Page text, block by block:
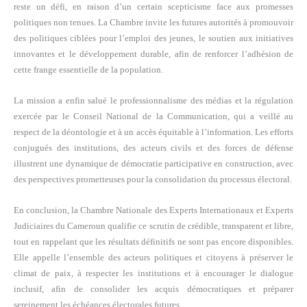
reste un défi, en raison d’un certain scepticisme face aux promesses
politiques non tenues. La Chambre invite les futures autorités à promouvoir
des politiques ciblées pour l’emploi des jeunes, le soutien aux initiatives
innovantes et le développement durable, afin de renforcer l’adhésion de
cette frange essentielle de la population.
La mission a enfin salué le professionnalisme des médias et la régulation
exercée par le Conseil National de la Communication, qui a veillé au
respect de la déontologie et à un accès équitable à l’information. Les efforts
conjugués des institutions, des acteurs civils et des forces de défense
illustrent une dynamique de démocratie participative en construction, avec
des perspectives prometteuses pour la consolidation du processus électoral.
En conclusion, la Chambre Nationale des Experts Internationaux et Experts
Judiciaires du Cameroun qualifie ce scrutin de crédible, transparent et libre,
tout en rappelant que les résultats définitifs ne sont pas encore disponibles.
Elle appelle l’ensemble des acteurs politiques et citoyens à préserver le
climat de paix, à respecter les institutions et à encourager le dialogue
inclusif, afin de consolider les acquis démocratiques et préparer
sereinement les échéances électorales futures.